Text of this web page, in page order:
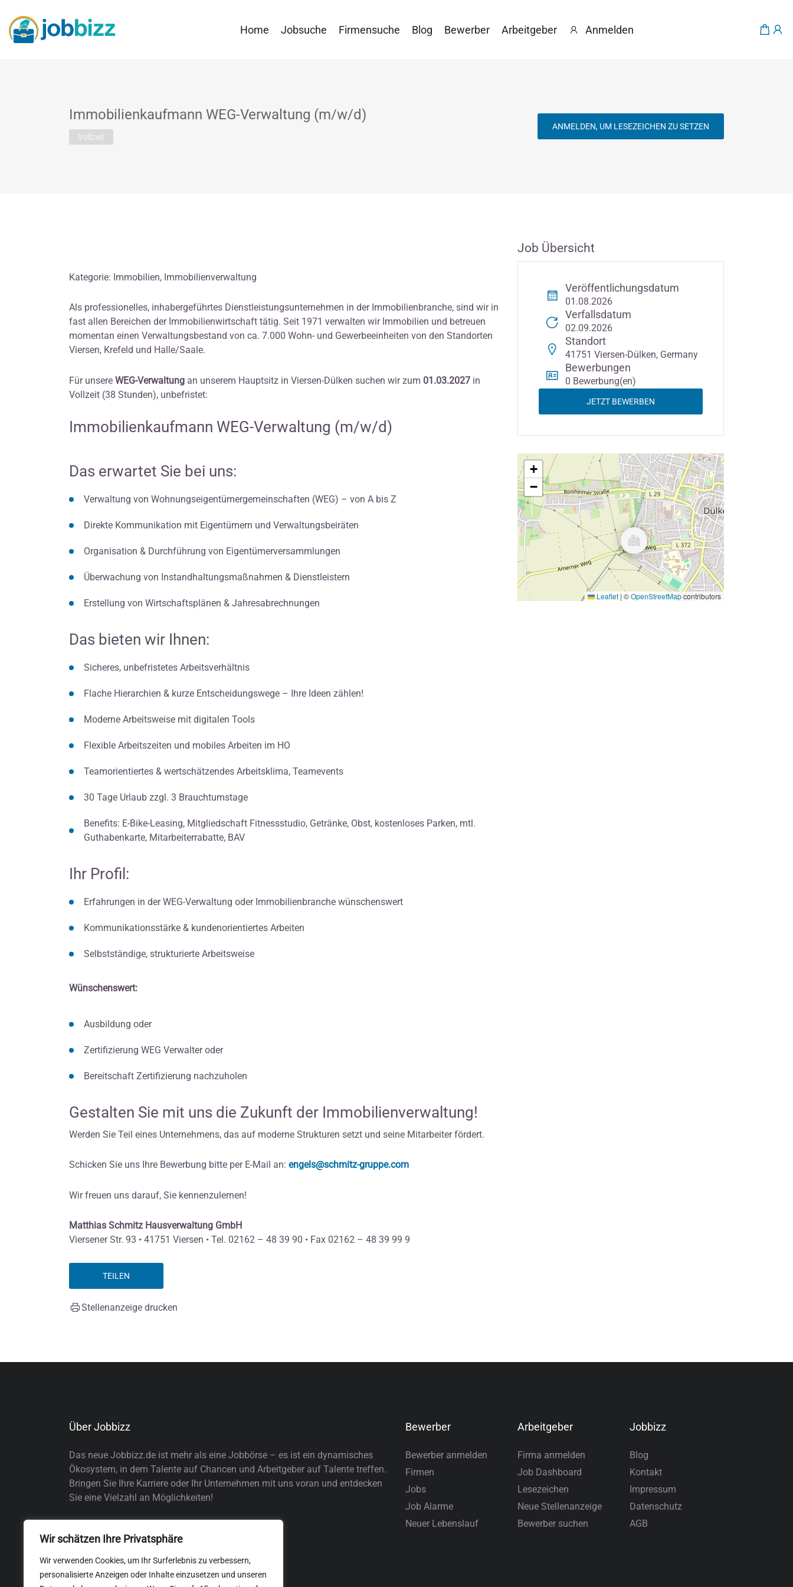
Wir schätzen Ihre Privatsphäre
Wir verwenden Cookies, um Ihr Surferlebnis zu verbessern,
personalisierte Anzeigen oder Inhalte einzusetzen und unseren
Home Jobsuche Firmensuche Blog Bewerber Arbeitgeber Anmelden
Immobilienkaufmann WEG-Verwaltung (m/w/d)
Vollzeit
ANMELDEN, UM LESEZEICHEN ZU SETZEN
Kategorie: Immobilien, Immobilienverwaltung
Als professionelles, inhabergeführtes Dienstleistungsunternehmen in der Immobilienbranche, sind wir in
fast allen Bereichen der Immobilienwirtschaft tätig. Seit 1971 verwalten wir Immobilien und betreuen
momentan einen Verwaltungsbestand von ca. 7.000 Wohn- und Gewerbeeinheiten von den Standorten
Viersen, Krefeld und Halle/Saale.
Für unsere WEG-Verwaltung an unserem Hauptsitz in Viersen-Dülken suchen wir zum 01.03.2027 in
Vollzeit (38 Stunden), unbefristet:
Immobilienkaufmann WEG-Verwaltung (m/w/d)
Das erwartet Sie bei uns:
Verwaltung von Wohnungseigentümergemeinschaften (WEG) – von A bis Z
Direkte Kommunikation mit Eigentümern und Verwaltungsbeiräten
Organisation & Durchführung von Eigentümerversammlungen
Überwachung von Instandhaltungsmaßnahmen & Dienstleistern
Erstellung von Wirtschaftsplänen & Jahresabrechnungen
Das bieten wir Ihnen:
Sicheres, unbefristetes Arbeitsverhältnis
Flache Hierarchien & kurze Entscheidungswege – Ihre Ideen zählen!
Moderne Arbeitsweise mit digitalen Tools
Flexible Arbeitszeiten und mobiles Arbeiten im HO
Teamorientiertes & wertschätzendes Arbeitsklima, Teamevents
30 Tage Urlaub zzgl. 3 Brauchtumstage
Benefits: E-Bike-Leasing, Mitgliedschaft Fitnessstudio, Getränke, Obst, kostenloses Parken, mtl.
Guthabenkarte, Mitarbeiterrabatte, BAV
Ihr Profil:
Erfahrungen in der WEG-Verwaltung oder Immobilienbranche wünschenswert
Kommunikationsstärke & kundenorientiertes Arbeiten
Selbstständige, strukturierte Arbeitsweise
Wünschenswert:
Ausbildung oder
Zertifizierung WEG Verwalter oder
Bereitschaft Zertifizierung nachzuholen
Gestalten Sie mit uns die Zukunft der Immobilienverwaltung!
Werden Sie Teil eines Unternehmens, das auf moderne Strukturen setzt und seine Mitarbeiter fördert.
Schicken Sie uns Ihre Bewerbung bitte per E-Mail an: engels@schmitz-gruppe.com
Wir freuen uns darauf, Sie kennenzulernen!
Matthias Schmitz Hausverwaltung GmbH
Viersener Str. 93 • 41751 Viersen • Tel. 02162 – 48 39 90 • Fax 02162 – 48 39 99 9
TEILEN
Stellenanzeige drucken
Job Übersicht
Veröffentlichungsdatum
01.08.2026
Verfallsdatum
02.09.2026
Standort
41751 Viersen-Dülken, Germany
Bewerbungen
0 Bewerbung(en)
JETZT BEWERBEN
+
−
Leaflet | ©OpenStreetMapcontributors
Über Jobbizz
Das neue Jobbizz.de ist mehr als eine Jobbörse – es ist ein dynamisches
Ökosystem, in dem Talente auf Chancen und Arbeitgeber auf Talente treffen.
Bringen Sie Ihre Karriere oder Ihr Unternehmen mit uns voran und entdecken
Sie eine Vielzahl an Möglichkeiten!
Bewerber
Bewerber anmelden
Firmen
Jobs
Job Alarme
Neuer Lebenslauf
Arbeitgeber
Firma anmelden
Job Dashboard
Lesezeichen
Neue Stellenanzeige
Bewerber suchen
Jobbizz
Blog
Kontakt
Impressum
Datenschutz
AGB